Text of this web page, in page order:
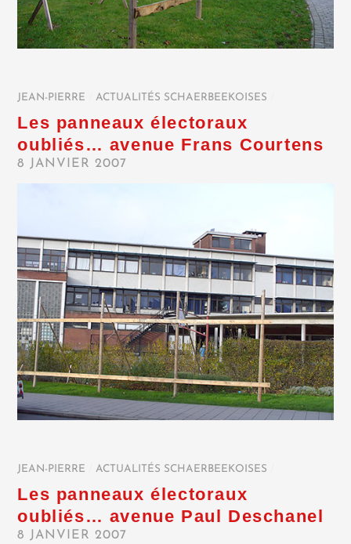
JEAN-PIERRE ACTUALITÉS SCHAERBEEKOISES
Les panneaux électoraux
oubliés… avenue Frans Courtens
8 JANVIER 2007
JEAN-PIERRE ACTUALITÉS SCHAERBEEKOISES
Les panneaux électoraux
oubliés… avenue Paul Deschanel
8 JANVIER 2007